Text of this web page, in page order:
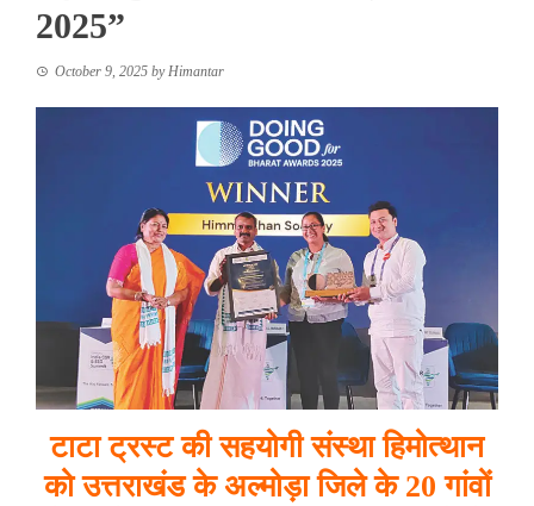
2025”
October 9, 2025 byHimantar
टाटा ट्रस्ट की सहयोगी संस्था हिमोत्थान
को उत्तराखंड के अल्मोड़ा जिले के 20 गांवों